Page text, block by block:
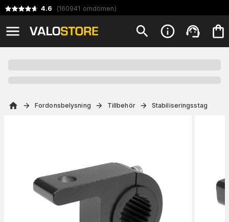
4.6 (160941 omdömen)
Fordonsbelysning Tillbehör Stabiliseringsstag